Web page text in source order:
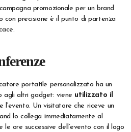
promozionale per un brand
con precisione è il punto di partenza
portatile personalizzato ha un
agli altri gadget: viene utilizzato il
l’evento. Un visitatore che riceve un
lo collega immediatamente al
ore successive dell’evento con il logo